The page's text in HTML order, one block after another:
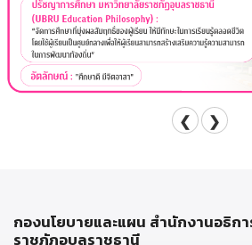
❮ ❯
กองนโยบายและแผน สำนักงานอธิก
ราชภัฏอุบลราชธานี